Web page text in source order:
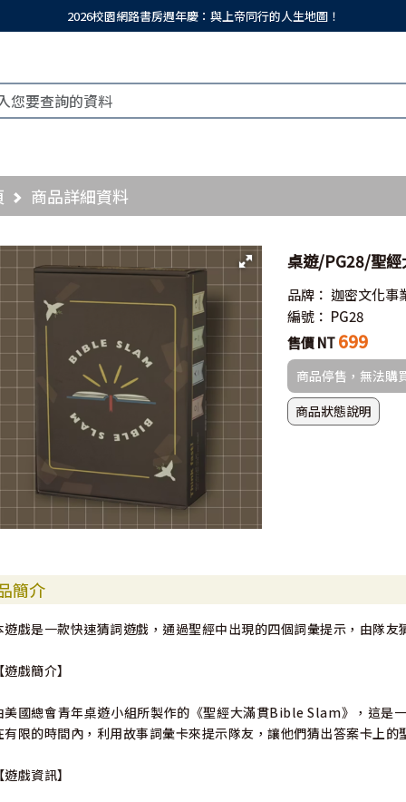
2026校園網路書房週年慶：與上帝同行的人生地圖！
商品詳細資料
桌遊/PG28/聖
品牌： 迦密文化事
編號： PG28
售價 NT699
商品停售，無法購
商品狀態說明
簡介
遊戲是一款快速猜詞遊戲，通過聖經中出現的四個詞彙提示，由隊
遊戲簡介】
美國總會青年桌遊小組所製作的《聖經大滿貫Bible Slam》，這是
有限的時間內，利用故事詞彙卡來提示隊友，讓他們猜出答案卡上的
遊戲資訊】